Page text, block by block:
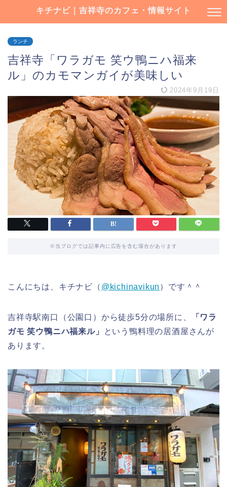
キチナビ｜吉祥寺のカフェ・情報サイト
ランチ
吉祥寺「ワラガモ 笑ウ鴨ニハ福来
ル」のカモマンガイが美味しい
2024年9月19日
※当ブログでは記事内に広告を含む場合があります
こんにちは、キチナビ（ @kichinavikun ）です＾＾
吉祥寺駅南口（公園口）から徒歩5分の場所に、
「ワラ
ガモ 笑ウ鴨ニハ福来ル」
という鴨料理の居酒屋さんが
あります。